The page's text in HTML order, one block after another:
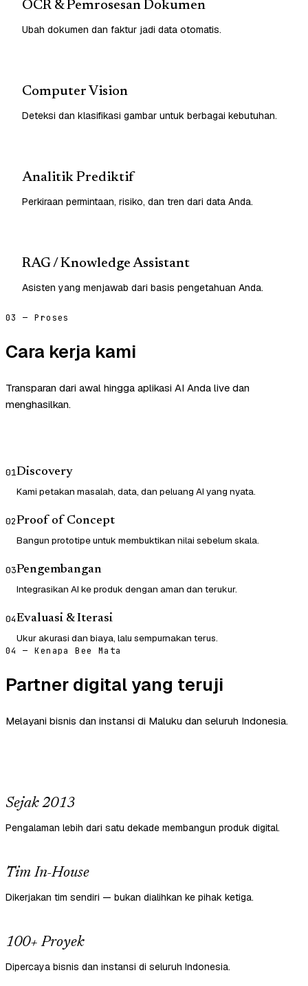
OCR & Pemrosesan Dokumen
Ubah dokumen dan faktur jadi data otomatis.
Computer Vision
Deteksi dan klasifikasi gambar untuk berbagai kebutuhan.
Analitik Prediktif
Perkiraan permintaan, risiko, dan tren dari data Anda.
RAG / Knowledge Assistant
Asisten yang menjawab dari basis pengetahuan Anda.
03 — Proses
Cara kerja kami
Transparan dari awal hingga aplikasi AI Anda live dan
menghasilkan.
01Discovery
Kami petakan masalah, data, dan peluang AI yang nyata.
02Proof of Concept
Bangun prototipe untuk membuktikan nilai sebelum skala.
03Pengembangan
Integrasikan AI ke produk dengan aman dan terukur.
04Evaluasi & Iterasi
Ukur akurasi dan biaya, lalu sempurnakan terus.
04 — Kenapa Bee Mata
Partner digital yang teruji
Melayani bisnis dan instansi di Maluku dan seluruh Indonesia.
Sejak 2013
Pengalaman lebih dari satu dekade membangun produk digital.
Tim In-House
Dikerjakan tim sendiri — bukan dialihkan ke pihak ketiga.
100+ Proyek
Dipercaya bisnis dan instansi di seluruh Indonesia.